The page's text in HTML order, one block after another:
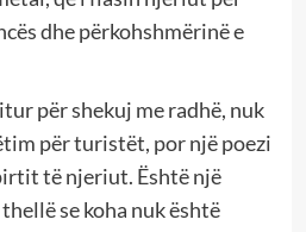
dhe përkohshmërinë e
për shekuj me radhë, nuk
për turistët, por një poezi
të njeriut. Është një
se koha nuk është